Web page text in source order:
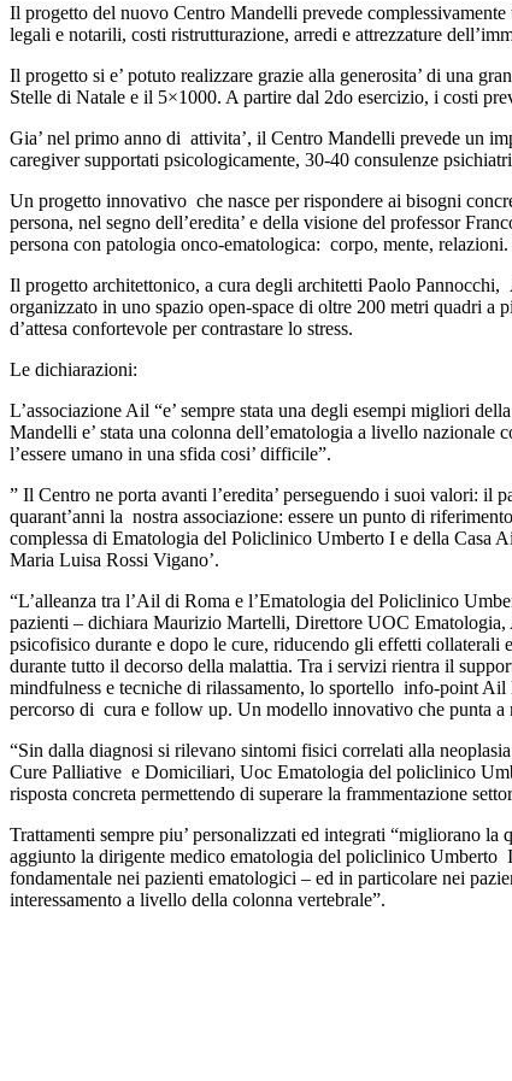
Il progetto del nuovo Centro Mandelli prevede
legali e notarili, costi ristrutturazione, arredi e attrezzature
Il progetto si e’ potuto realizzare grazie alla generosita’ di una
Stelle di Natale e il 5×1000. A partire dal 2do esercizio, i costi
Gia’ nel primo anno di attivita’, il Centro Mandelli prevede un
caregiver supportati psicologicamente, 30-40 consulenze
Un progetto innovativo che nasce per rispondere ai bisogni
persona, nel segno dell’eredita’ e della visione del professor
persona con patologia onco-ematologica: corpo, mente,
Il progetto architettonico, a cura degli architetti Paolo Pannocchi,
organizzato in uno spazio open-space di oltre 200 metri quadri a
d’attesa confortevole per contrastare lo stress.
Le dichiarazioni:
L’associazione Ail “e’ sempre stata una degli esempi migliori
Mandelli e’ stata una colonna dell’ematologia a livello
l’essere umano in una sfida cosi’ difficile”.
” Il Centro ne porta avanti l’eredita’ perseguendo i suoi valori: il
quarant’anni la nostra associazione: essere un punto di
complessa di Ematologia del Policlinico Umberto I e della Casa
Maria Luisa Rossi Vigano’.
“L’alleanza tra l’Ail di Roma e l’Ematologia del Policlinico
pazienti – dichiara Maurizio Martelli, Direttore UOC
psicofisico durante e dopo le cure, riducendo gli effetti collaterali
durante tutto il decorso della malattia. Tra i servizi rientra il
mindfulness e tecniche di rilassamento, lo sportello info-point
percorso di cura e follow up. Un modello innovativo che punta a
“Sin dalla diagnosi si rilevano sintomi fisici correlati alla
Cure Palliative e Domiciliari, Uoc Ematologia del policlinico
risposta concreta permettendo di superare la frammentazione
Trattamenti sempre piu’ personalizzati ed integrati “migliorano
aggiunto la dirigente medico ematologia del policlinico Umberto
fondamentale nei pazienti ematologici – ed in particolare nei
interessamento a livello della colonna vertebrale”.